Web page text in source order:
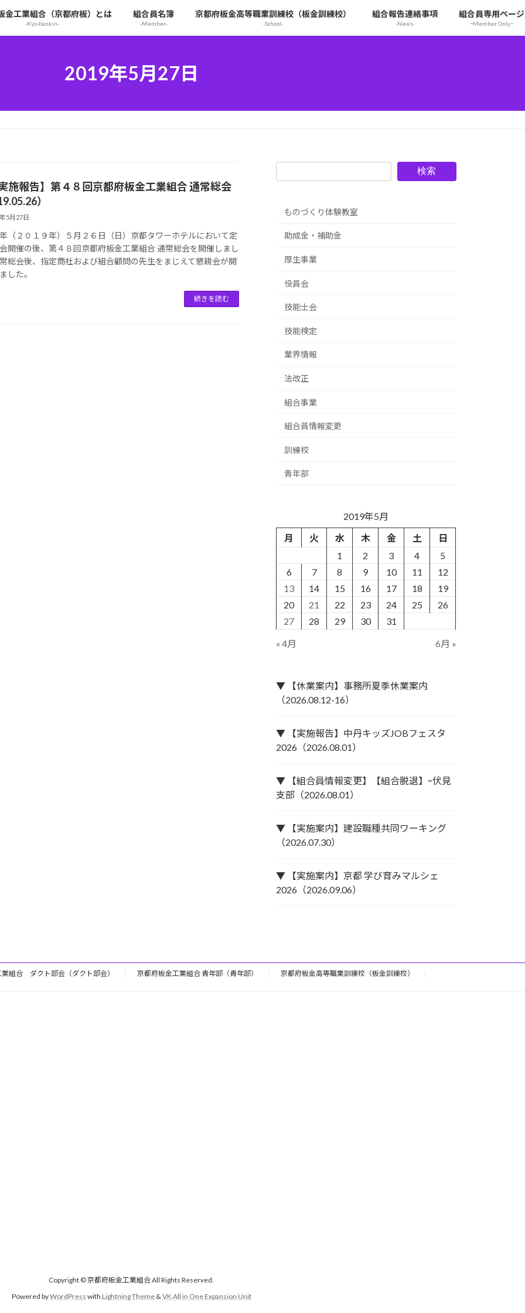
金工業組合（京都府板）とは
-Kyo-bankin-
組合員名簿
-Member-
京都府板金高等職業訓練校（板金訓練校）
-School-
組合報告連絡事項
-News-
組合員専用ページ
ｰMember Onlyｰ
2019年5月27日
施報告】第４８回京都府板金工業組合 通常総会
）
5月27日
（２０１９年）５月２６日（日）京都タワーホテルにおいて定
開催の後、第４８回京都府板金工業組合 通常総会を開催しまし
総会後、指定商社および組合顧問の先生をまじえて懇親会が開
した。
続きを読む
検索
ものづくり体験教室
助成金・補助金
厚生事業
役員会
技能士会
技能検定
業界情報
法改正
組合事業
組合員情報変更
訓練校
青年部
2019年5月
月
火 水 木 金 土
日
1
2 3 4
5
6
7 8 9 10 11
12
13
14 15 16 17 18
19
20
21 22 23 24 25
26
27
28 29 30 31
« 4月 6月 »
▼ 【休業案内】事務所夏季休業案内
（2026.08.12-16）
▼ 【実施報告】中丹キッズJOBフェスタ
2026（2026.08.01）
▼ 【組合員情報変更】【組合脱退】ｰ伏見
支部（2026.08.01）
▼ 【実施案内】建設職種共同ワーキング
（2026.07.30）
▼ 【実施案内】京都 学び育みマルシェ
2026（2026.09.06）
組合 ダクト部会（ダクト部会） 京都府板金工業組合 青年部（青年部） 京都府板金高等職業訓練校（板金訓練校）
Copyright © 京都府板金工業組合 All Rights Reserved.
Powered byWordPress with Lightning Theme& VK All in One Expansion Unit